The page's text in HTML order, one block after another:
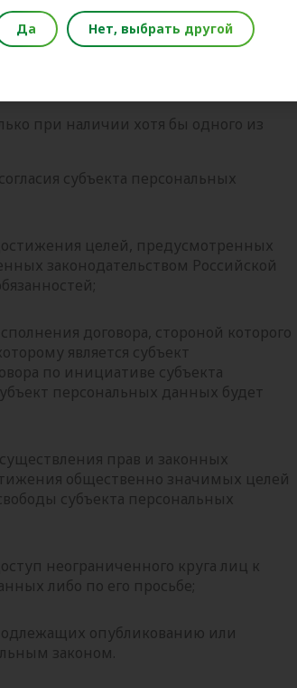
целям их обработки;
при наличии хотя бы одного из
субъекта персональных
целей, предусмотренных
законодательством Российской
договора, стороной которого
является субъект
по инициативе субъекта
персональных данных будет
прав и законных
общественно значимых целей
субъекта персональных
неограниченного круга лиц к
либо по его просьбе;
опубликованию или
законом.
Да Нет, выбрать другой